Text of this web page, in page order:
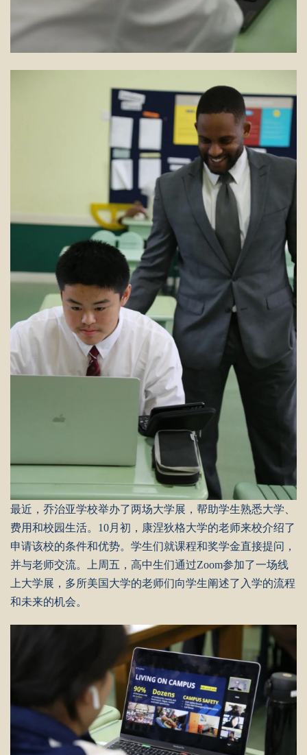
最近，乔治亚学校举办了两场大学展，帮助学生熟悉大学、
费用和校园生活。10月初，康涅狄格大学的老师来校介绍了
申请该校的条件和优势。学生们就课程和奖学金直接提问，
并与老师交流。上周五，高中生们通过Zoom参加了一场线
上大学展，多所美国大学的老师们向学生阐述了入学的流程
和未来的机会。